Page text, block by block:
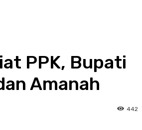
PPK, Bupati
Amanah
442